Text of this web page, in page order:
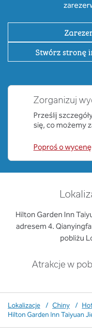
Stwórz stronę
Zorganizuj
Prześlij
się, co możemy
Poproś o wycenę
Hilton Garden Inn
adresem 4.
pobliżu
Atrakcje w
Lokalizacje / Chiny /
Hilton Garden Inn Taiyuan